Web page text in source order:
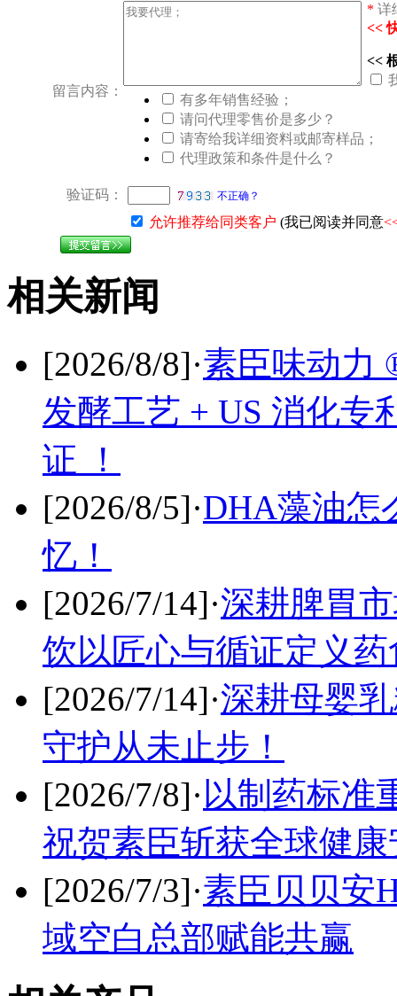
留言内容：
* 详
<<
<<
有多年销售经验；
请问代理零售价是多少？
请寄给我详细资料或邮寄样品；
代理政策和条件是什么？
验证码： 不正确？
允许推荐给同类客户 (我已阅读并同意
相关新闻
[2026/8/8]·素臣味动力
发酵工艺 + US 消化专
证 ！
[2026/8/5]·DHA藻油怎
忆！
[2026/7/14]·深耕脾胃
饮以匠心与循证定义
[2026/7/14]·深耕母婴
守护从未止步！
[2026/7/8]· 以制药标准
祝贺素臣斩获全球健
[2026/7/3]·素臣贝贝安
域空白总部赋能共赢